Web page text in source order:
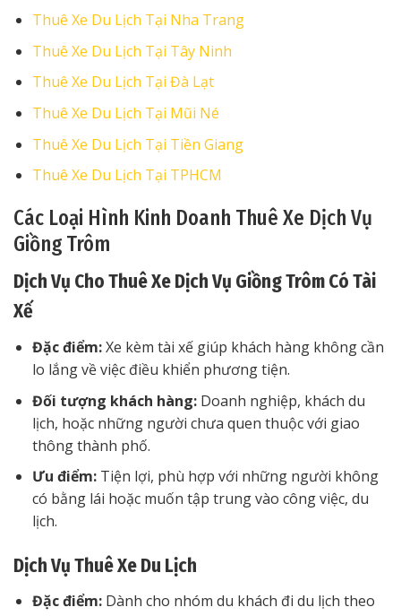
Thuê Xe Du Lịch Tại Nha Trang
Thuê Xe Du Lịch Tại Tây Ninh
Thuê Xe Du Lịch Tại Đà Lạt
Thuê Xe Du Lịch Tại Mũi Né
Thuê Xe Du Lịch Tại Tiền Giang
Thuê Xe Du Lịch Tại TPHCM
Các Loại Hình Kinh Doanh Thuê Xe Dịch Vụ
Giồng Trôm
Dịch Vụ Cho Thuê Xe Dịch Vụ Giồng Trôm Có Tài
Xế
Đặc điểm:Xe kèm tài xế giúp khách hàng không cần
lo lắng về việc điều khiển phương tiện.
Đối tượng khách hàng:Doanh nghiệp, khách du
lịch, hoặc những người chưa quen thuộc với giao
thông thành phố.
Ưu điểm:Tiện lợi, phù hợp với những người không
có bằng lái hoặc muốn tập trung vào công việc, du
lịch.
Dịch Vụ Thuê Xe Du Lịch
Đặc điểm:Dành cho nhóm du khách đi du lịch theo